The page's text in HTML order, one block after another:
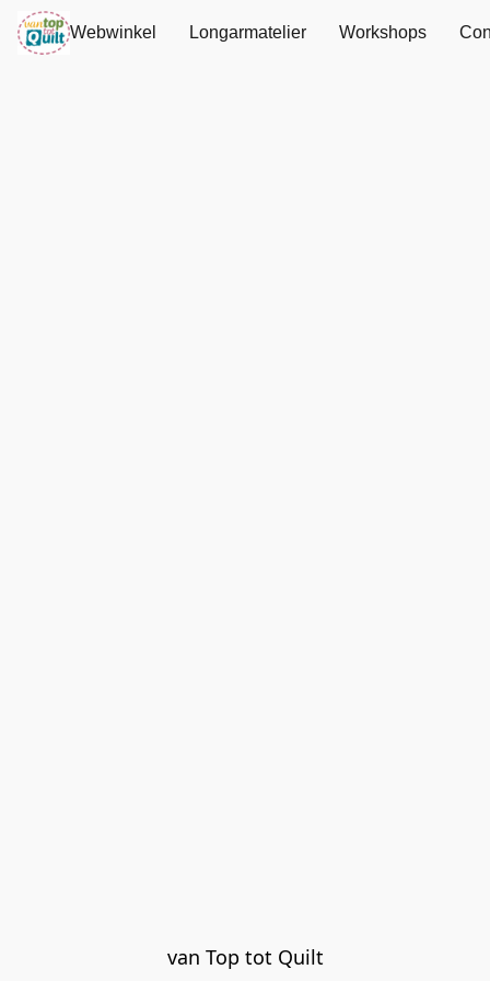
Webwinkel Longarmatelier Workshops
van Top tot Quilt